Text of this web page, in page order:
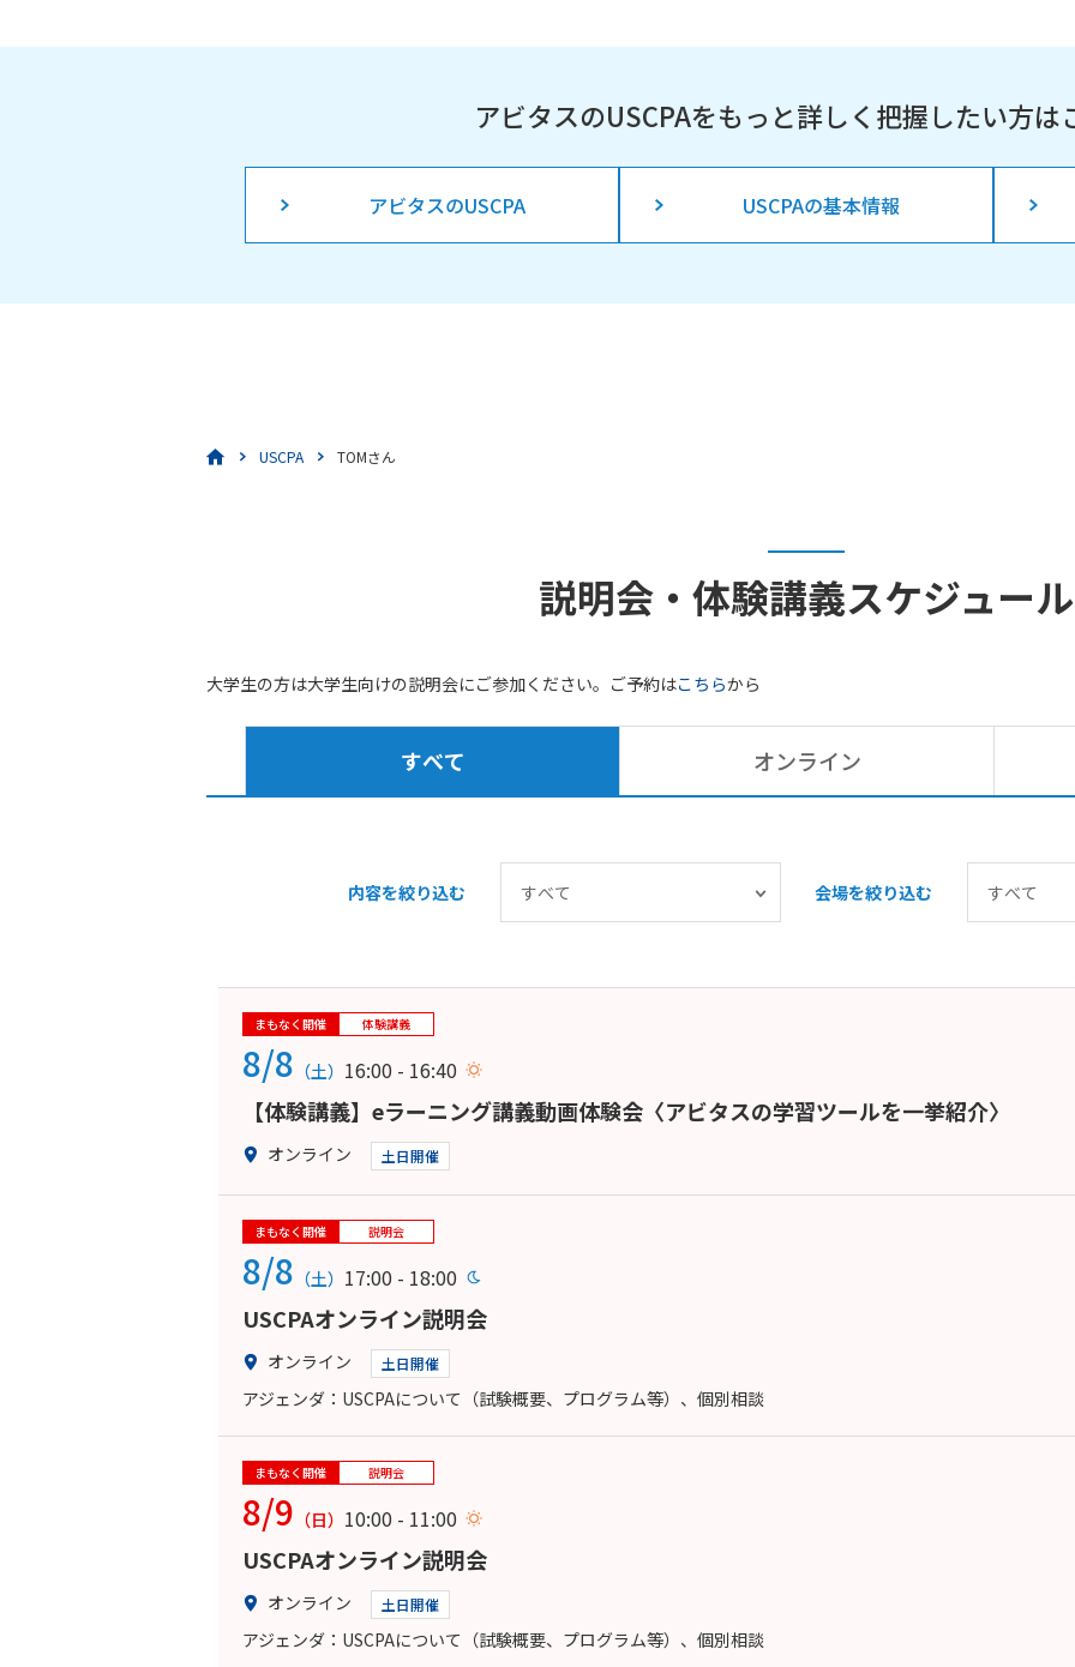
アビタスのUSCPAをもっと詳しく把握したい方は
アビタスのUSCPA USCPAの基本情報
USCPA TOMさん
説明会・体験講義スケジュール
大学生の方は大学生向けの説明会にご参加ください。ご予約はこちらから
すべて オンライン
内容を絞り込む 会場を絞り込む
まもなく開催 体験講義
8/8 （土） 16:00 - 16:40
【体験講義】eラーニング講義動画体験会〈アビタスの学習ツールを一挙紹介〉
オンライン 土日開催
まもなく開催 説明会
8/8 （土） 17:00 - 18:00
USCPAオンライン説明会
オンライン 土日開催
アジェンダ：USCPAについて（試験概要、プログラム等）、個別相談
まもなく開催 説明会
8/9 （日） 10:00 - 11:00
USCPAオンライン説明会
オンライン 土日開催
アジェンダ：USCPAについて（試験概要、プログラム等）、個別相談